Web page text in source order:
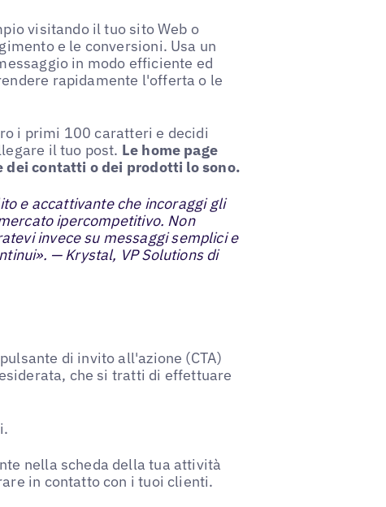
visitando il tuo sito Web o
e le conversioni. Usa un
in modo efficiente ed
rapidamente l'offerta o le
i primi 100 caratteri e decidi
il tuo post. Le home page
dei contatti o dei prodotti lo sono.
e accattivante che incoraggi gli
ipercompetitivo. Non
invece su messaggi semplici e
— Krystal, VP Solutions di
di invito all'azione (CTA)
che si tratti di effettuare
nella scheda della tua attività
in contatto con i tuoi clienti.